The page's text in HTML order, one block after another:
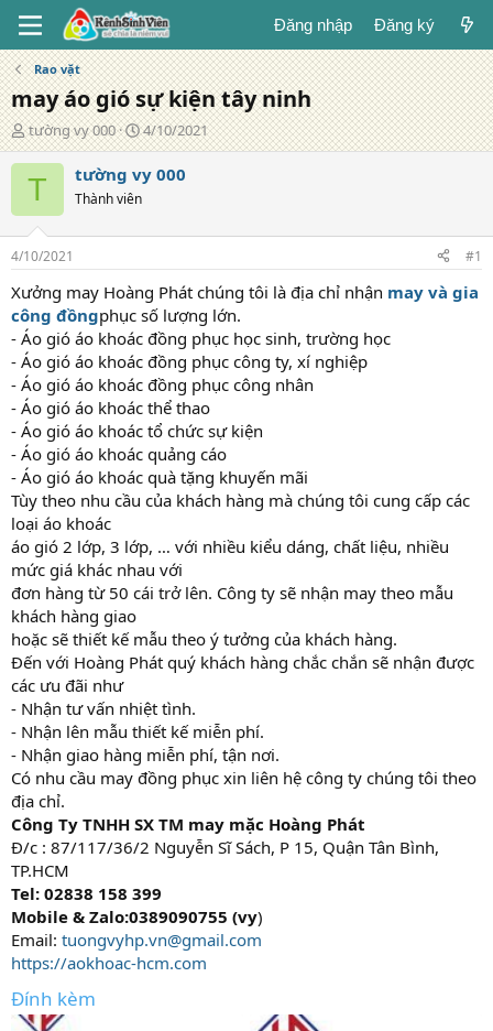
Đăng nhập Đăng ký
Rao vặt
may áo gió sự kiện tây ninh
T
á
c
g
ả
tường vy 000
N
g
à
y
g
4/10/2021
T tường vy 000
Thành viên
4/10/2021 #1
Xưởng may Hoàng Phát chúng tôi là địa chỉ nhận may và gia
công đồngphục số lượng lớn.
- Áo gió áo khoác đồng phục học sinh, trường học
- Áo gió áo khoác đồng phục công ty, xí nghiệp
- Áo gió áo khoác đồng phục công nhân
- Áo gió áo khoác thể thao
- Áo gió áo khoác tổ chức sự kiện
- Áo gió áo khoác quảng cáo
- Áo gió áo khoác quà tặng khuyến mãi
Tùy theo nhu cầu của khách hàng mà chúng tôi cung cấp các
loại áo khoác
áo gió 2 lớp, 3 lớp, … với nhiều kiểu dáng, chất liệu, nhiều
mức giá khác nhau với
đơn hàng từ 50 cái trở lên. Công ty sẽ nhận may theo mẫu
khách hàng giao
hoặc sẽ thiết kế mẫu theo ý tưởng của khách hàng.
Đến với Hoàng Phát quý khách hàng chắc chắn sẽ nhận được
các ưu đãi như
- Nhận tư vấn nhiệt tình.
- Nhận lên mẫu thiết kế miễn phí.
- Nhận giao hàng miễn phí, tận nơi.
Có nhu cầu may đồng phục xin liên hệ công ty chúng tôi theo
địa chỉ.
Công Ty TNHH SX TM may mặc Hoàng Phát
Đ/c : 87/117/36/2 Nguyễn Sĩ Sách, P 15, Quận Tân Bình,
TP.HCM
Tel: 02838 158 399
Mobile & Zalo:0389090755 (vy)
Email: tuongvyhp.vn@gmail.com
https://aokhoac-hcm.com
Đính kèm